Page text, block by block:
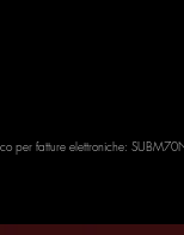
per fatture elettroniche: